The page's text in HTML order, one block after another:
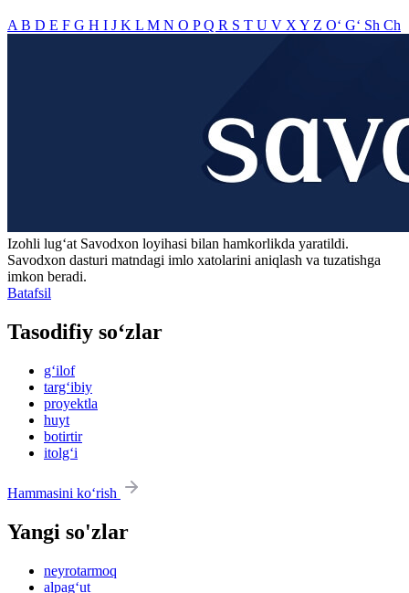
A B D E F G H I J K L M N O PQ R S T U V X Y Z O‘ G‘ Sh Ch
Izohli lugʻat Savodxon loyihasi bilan hamkorlikda yaratildi.
Savodxon dasturi matndagi imlo xatolarini aniqlash va tuzatishga
imkon beradi.
Batafsil
Tasodifiy so‘zlar
g‘ilof
targ‘ibiy
proyektla
huyt
botirtir
itolg‘i
Hammasini ko‘rish
Yangi so'zlar
neyrotarmoq
alpag‘ut